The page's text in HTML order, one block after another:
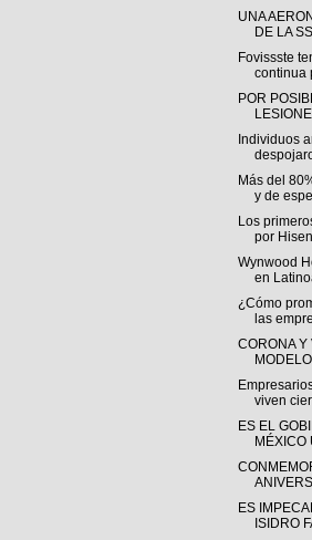
UNA
DE LA
Fovissste
continua
POR
Individuos
Más del
y de
Los
por
Wynwood
en
¿Cómo
las
CORONA Y
viven
ES EL
MÉXICO
ES
ISIDRO